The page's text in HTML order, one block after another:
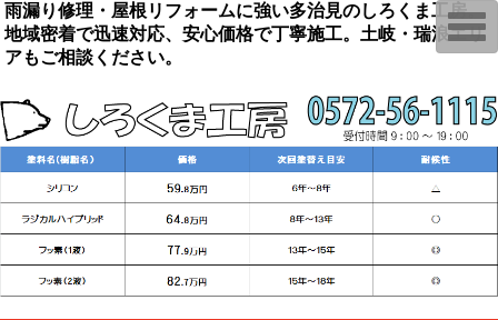
雨漏り修理・屋根リフォームに強い多治見のしろくま工房。
地域密着で迅速対応、安心価格で丁寧施工。土岐・瑞浪エリ
アもご相談ください。
T
o
g
e
n
a
i
a
i
n